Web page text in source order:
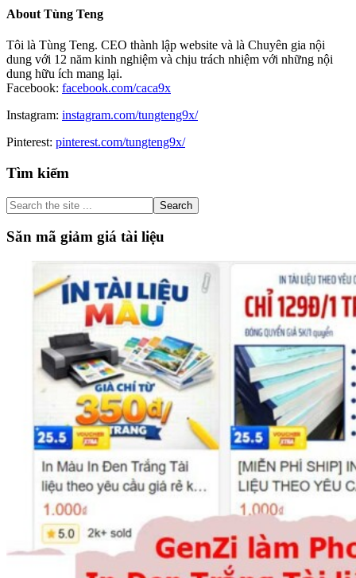
About Tùng Teng
Tôi là Tùng Teng. CEO thành lập website và là Chuyên gia nội
dung với 12 năm kinh nghiệm và chịu trách nhiệm với những nội
dung hữu ích mang lại.
Facebook: facebook.com/caca9x
Instagram: instagram.com/tungteng9x/
Pinterest: pinterest.com/tungteng9x/
Primary
Sidebar
Tìm kiếm
Search
the
site
...
Săn mã giảm giá tài liệu